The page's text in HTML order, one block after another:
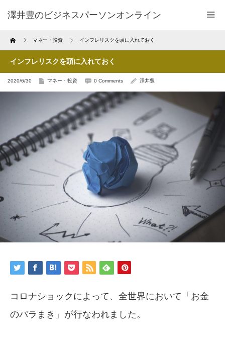
澤井豊のビジネスパーソンオンライン
Home マネー・投資 インフレリスクを頭に入れておく
インフレリスクを頭に入れておく
2020/6/30 マネー・投資 0 Comments 澤井豊
コロナショックによって、全世界において「お金
のバラまき」が行なわれました。